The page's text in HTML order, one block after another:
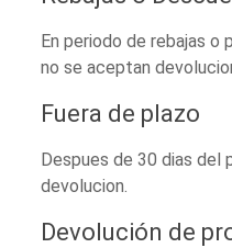
En periodo de rebajas
no se aceptan
Fuera de plazo
Despues de 30 dias del
devolucion.
Devolución de